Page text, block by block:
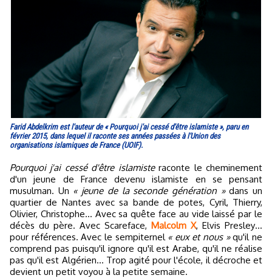
Farid Abdelkrim est l'auteur de « Pourquoi j'ai cessé d'être islamiste », paru en
février 2015, dans lequel il raconte ses années passées à l'Union des
organisations islamiques de France (UOIF).
Pourquoi j'ai cessé d'être islamisteraconte le cheminement
d'un jeune de France devenu islamiste en se pensant
musulman. Un « jeune de la seconde génération »dans un
quartier de Nantes avec sa bande de potes, Cyril, Thierry,
Olivier, Christophe... Avec sa quête face au vide laissé par le
décès du père. Avec Scareface, Malcolm X, Elvis Presley…
pour références. Avec le sempiternel « eux et nous »qu'il ne
comprend pas puisqu'il ignore qu'il est Arabe, qu'il ne réalise
pas qu'il est Algérien... Trop agité pour l'école, il décroche et
devient un petit voyou à la petite semaine.